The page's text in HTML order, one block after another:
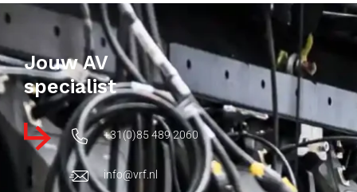
Jouw AV
specialist
+31(0)85 489 2060
info@vrf.nl